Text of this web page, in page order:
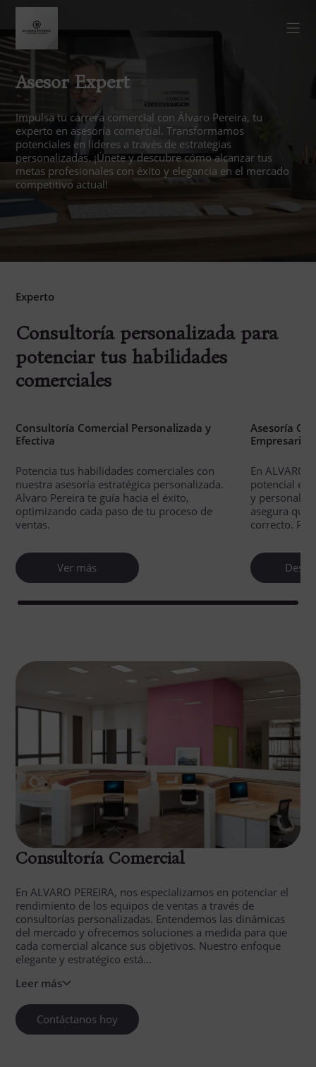
Asesor Expert
Impulsa tu carrera comercial con Álvaro Pereira, tu
experto en asesoría comercial. Transformamos
potenciales en líderes a través de estrategias
personalizadas. ¡Únete y descubre cómo alcanzar tus
metas profesionales con éxito y elegancia en el mercado
competitivo actual!
Experto
Consultoría personalizada para
potenciar tus habilidades
comerciales
Asesoría Comercial Estratégica para el Éxito
Empresarial
En ALVARO PEREIRA, transformamos
potencial en éxito. Nuestro enfoque dedicado
y personalizado en asesoría comercial
asegura que cada paso que avances sea el
correcto. Potenciamos tu crecimiento.
Descúbrelo
Asesoría
Éxito
Descubre
con nuestra
tu carrera y
Ver
Consultoría Comercial
En ALVARO PEREIRA, nos especializamos en potenciar el
rendimiento de los equipos de ventas a través de
consultorías personalizadas. Entendemos las dinámicas
del mercado y ofrecemos soluciones a medida para que
cada comercial alcance sus objetivos. Nuestro enfoque
elegante y estratégico está...
Leer más
Contáctanos hoy